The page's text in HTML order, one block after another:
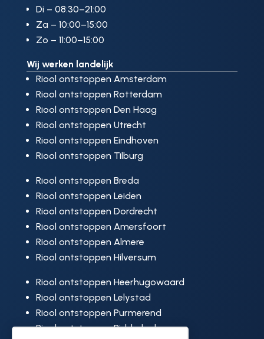
Di – 08:30–21:00
Za – 10:00–15:00
Zo – 11:00–15:00
Wij werken landelijk
Riool ontstoppen Amsterdam
Riool ontstoppen Rotterdam
Riool ontstoppen Den Haag
Riool ontstoppen Utrecht
Riool ontstoppen Eindhoven
Riool ontstoppen Tilburg
Riool ontstoppen Breda
Riool ontstoppen Leiden
Riool ontstoppen Dordrecht
Riool ontstoppen Amersfoort
Riool ontstoppen Almere
Riool ontstoppen Hilversum
Riool ontstoppen Heerhugowaard
Riool ontstoppen Lelystad
Riool ontstoppen Purmerend
Riool ontstoppen Ridderkerk